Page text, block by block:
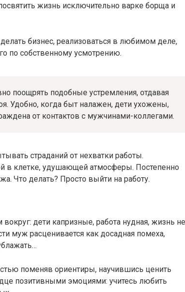
жизнь исключительно варке борща и
бизнес, реализоваться в любимом деле,
по собственному усмотрению.
поощрять подобные устремления, отдавая
Удобно, когда быт налажен, дети ухожены,
от контактов с мужчинами-коллегами.
страданий от нехватки работы.
в клетке, удушающей атмосферы. Постепенно
Что делать? Просто выйти на работу.
дети капризные, работа нудная, жизнь не
муж расценивается как досадная помеха,
поменяв ориентиры, научившись ценить
позитивными эмоциями: учитесь любить